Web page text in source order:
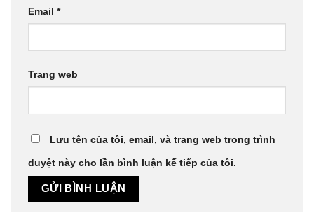
Email *
Trang web
Lưu tên của tôi, email, và trang web trong trình
duyệt này cho lần bình luận kế tiếp của tôi.